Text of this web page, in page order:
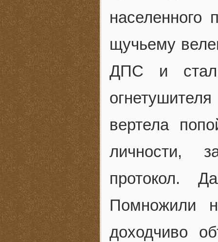
населенного
щучьему
ДПС и стал
вертела
личности,
протокол.
Помножили
доходчиво